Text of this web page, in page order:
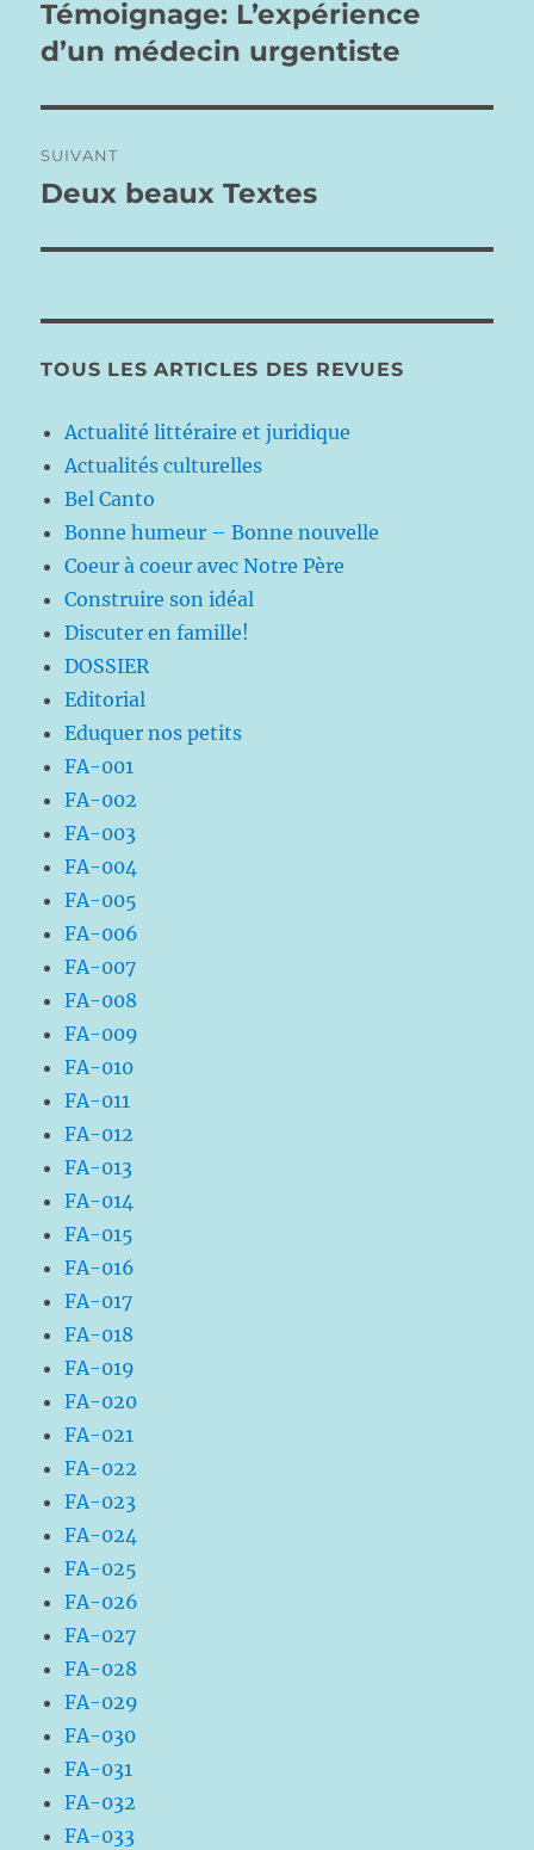
l’article
Publication
précédente :
Témoignage: L’expérience
d’un médecin urgentiste
SUIVANT
Publication
Deux beaux Textes
TOUS LES ARTICLES DES REVUES
Actualité littéraire et juridique
Actualités culturelles
Bel Canto
Bonne humeur – Bonne nouvelle
Coeur à coeur avec Notre Père
Construire son idéal
Discuter en famille!
DOSSIER
Editorial
Eduquer nos petits
FA-001
FA-002
FA-003
FA-004
FA-005
FA-006
FA-007
FA-008
FA-009
FA-010
FA-011
FA-012
FA-013
FA-014
FA-015
FA-016
FA-017
FA-018
FA-019
FA-020
FA-021
FA-022
FA-023
FA-024
FA-025
FA-026
FA-027
FA-028
FA-029
FA-030
FA-031
FA-032
FA-033